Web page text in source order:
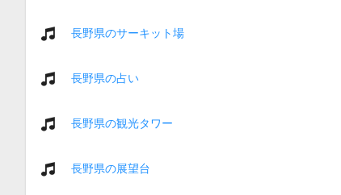
長野県のサーキット場
長野県の占い
長野県の観光タワー
長野県の展望台